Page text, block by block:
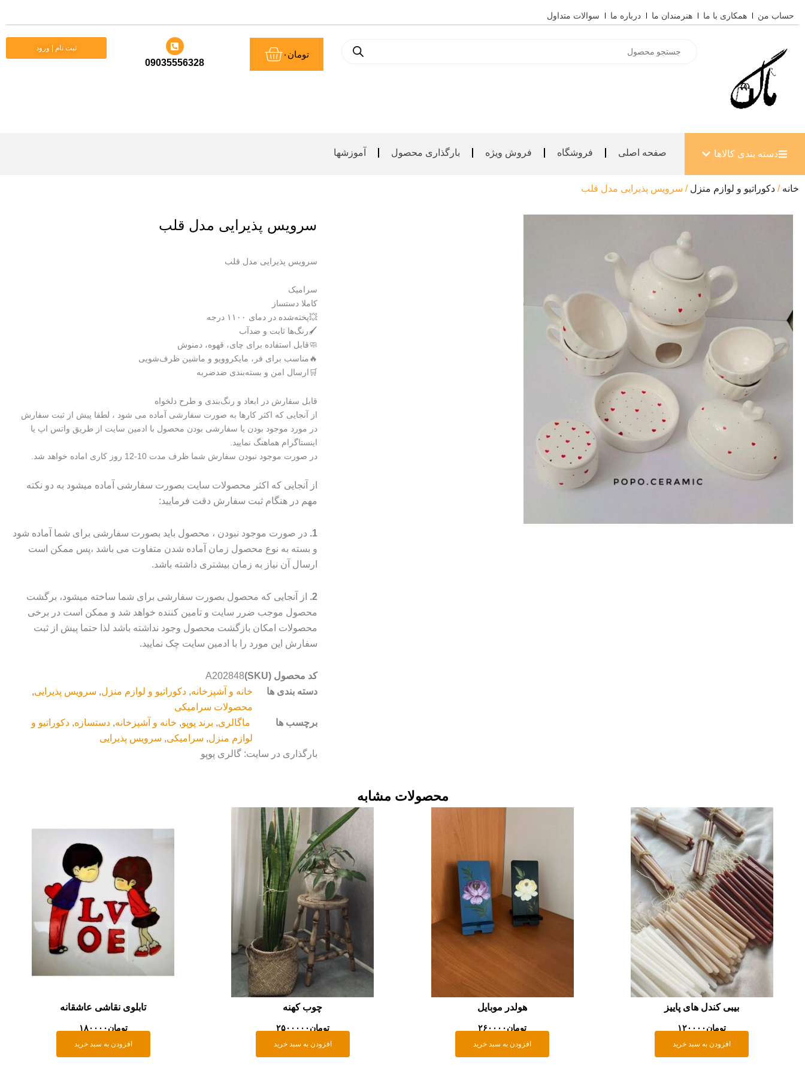
به
حساب من همکاری با ما هنرمندان ما درباره ما سوالات متداول
search
تومان ۰سبد
خرید
09035556328
ثبت نام | ورود
دسته بندی کالاها باز کردن دسته بندی کالاها
صفحه اصلی فروشگاه فروش ویژه بارگذاری محصول آموزشها
خانه / دکوراتیو و لوازم منزل / سرویس پذیرایی مدل قلب
سرویس پذیرایی مدل قلب
سرویس پذیرایی مدل قلب
سرامیک
کاملا دستساز
💥پخته‌شده در دمای ۱۱۰۰ درجه
🖌رنگ‌ها ثابت و ضدآب
🧼قابل استفاده برای چای، قهوه، دمنوش
🔥مناسب برای فر، مایکروویو و ماشین ظرف‌شویی
🛒ارسال امن و بسته‌بندی ضدضربه
قابل سفارش در ابعاد و رنگ‌بندی و طرح دلخواه
از آنجایی که اکثر کارها به صورت سفارشی آماده می شود ، لطفا پیش از ثبت سفارش
در مورد موجود بودن یا سفارشی بودن محصول با ادمین سایت از طریق واتس اپ یا
اینستاگرام هماهنگ نمایید.
در صورت موجود نبودن سفارش شما ظرف مدت 10-12 روز کاری اماده خواهد شد.
از آنجایی که اکثر محصولات سایت بصورت سفارشی آماده میشود به دو نکته
مهم در هنگام ثبت سفارش دقت فرمایید:
1. در صورت موجود نبودن ، محصول باید بصورت سفارشی برای شما آماده شود
و بسته به نوع محصول زمان آماده شدن متفاوت می باشد ،پس ممکن است
ارسال آن نیاز به زمان بیشتری داشته باشد.
2.
از آنجایی که محصول بصورت سفارشی برای شما ساخته میشود، برگشت
محصول موجب ضرر سایت و تامین کننده خواهد شد و ممکن است در برخی
محصولات امکان بازگشت محصول وجود نداشته باشد لذا حتما پیش از ثبت
سفارش این مورد را با ادمین سایت چک نمایید.
کد محصول (SKU)
A202848
دسته بندی ها
خانه و آشپزخانه,دکوراتیو و لوازم منزل, سرویس پذیرایی,
محصولات سرامیکی
برچسب ها
ماگالری, برند پوپو, خانه و آشپزخانه,دستسازه,دکوراتیو و
لوازم منزل, سرامیکی, سرویس پذیرایی
بارگذاری در سایت: گالری پوپو
محصولات مشابه
بیبی کندل های پاییز
تومان۱۲۰۰۰۰
افزودن به سبد خرید
هولدر موبایل
تومان۲۶۰۰۰۰
افزودن به سبد خرید
چوب کهنه
تومان۲۵۰۰۰۰۰
افزودن به سبد خرید
تابلوی نقاشی عاشقانه
تومان۱۸۰۰۰۰
افزودن به سبد خرید